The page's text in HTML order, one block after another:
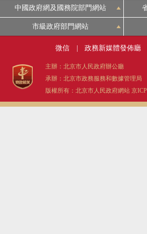
中國政府網及國務院部門網站
市級政府部門網站
微信 政務新媒體發佈廳
主辦：北京市人民政府辦公廳
承辦：北京市政務服務和數據管理局
版權所有：北京市人民政府網站 京